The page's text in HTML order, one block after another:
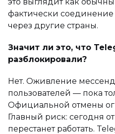
фактически
через другие страны.
Значит ли это, что
разблокировали?
Нет. Оживление
пользователей — пока
Официальной отмены
Главный риск: сегодня
перестанет работать.